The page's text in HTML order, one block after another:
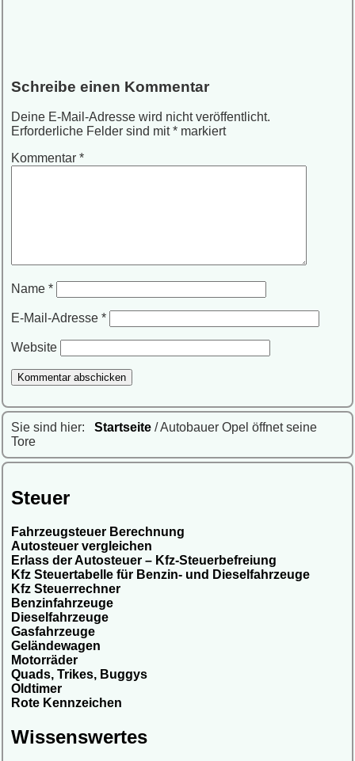
Sie sind hier: Startseite / Autobauer Opel öffnet seine
Tore
Steuer
Fahrzeugsteuer Berechnung
Autosteuer vergleichen
Erlass der Autosteuer – Kfz-Steuerbefreiung
Kfz Steuertabelle für Benzin- und Dieselfahrzeuge
Kfz Steuerrechner
Benzinfahrzeuge
Dieselfahrzeuge
Gasfahrzeuge
Geländewagen
Motorräder
Quads, Trikes, Buggys
Oldtimer
Rote Kennzeichen
Wissenswertes
Schreibe einen Kommentar
Deine E-Mail-Adresse wird nicht veröffentlicht.
Erforderliche Felder sind mit* markiert
Kommentar *
Name *
E-Mail-Adresse *
Website